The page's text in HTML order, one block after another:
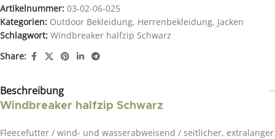
Artikelnummer: 03-02-06-025
Kategorien: Outdoor Bekleidung, Herrenbekleidung, Jacken
Schlagwort: Windbreaker halfzip Schwarz
Share:
Beschreibung
Windbreaker halfzip Schwarz
Fleecefutter / wind- und wasserabweisend / seitlicher, extralanger